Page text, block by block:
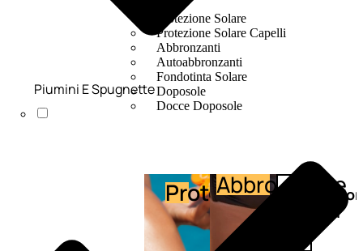
Protezione Solare
Protezione Solare Capelli
Abbronzanti
Autoabbronzanti
Fondotinta Solare
Doposole
Docce Doposole
Protezione
Abbronzante
capelli
Piumini E Spugnette